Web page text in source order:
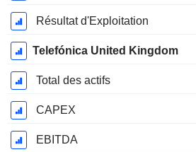
Résultat d'Exploitation
Telefónica United Kingdom
Total des actifs
CAPEX
EBITDA